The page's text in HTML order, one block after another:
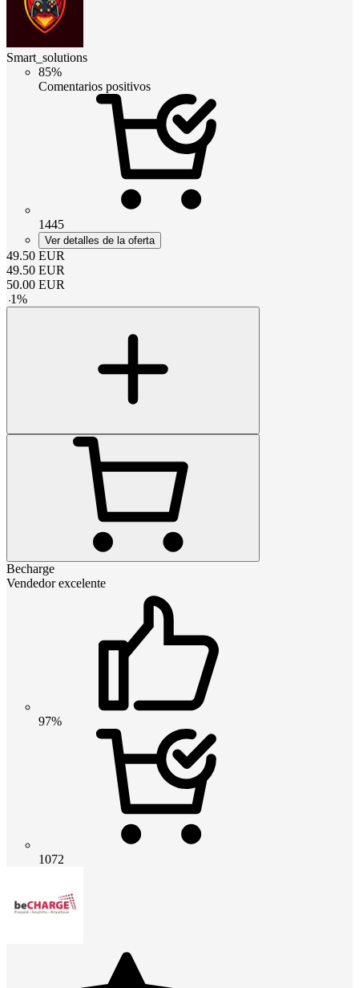
Smart_solutions
85%
Comentarios positivos
1445
Ver detalles de la oferta
49.50 EUR
49.50 EUR
50.00 EUR
-1%
Becharge
Vendedor excelente
97%
1072